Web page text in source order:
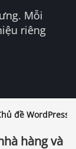
Mỗi
riêng
đề WordPress
hàng và